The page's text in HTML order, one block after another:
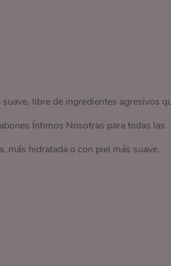
libre de ingredientes agresivos
Íntimos Nosotras para todas las
más hidratada o con piel más suave.